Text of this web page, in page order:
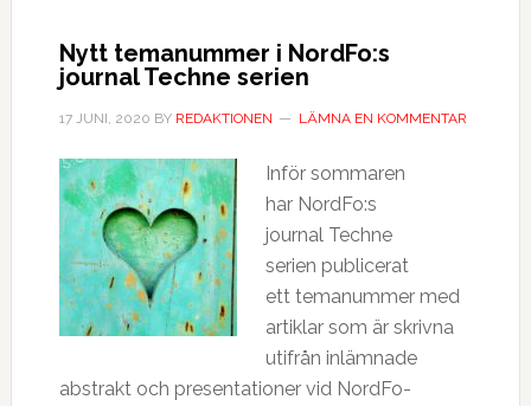
Nytt temanummer i NordFo:s
journal Techne serien
17 JUNI, 2020 BY REDAKTIONEN LÄMNA EN KOMMENTAR
Inför sommaren
har NordFo:s
journal Techne
serien publicerat
ett temanummer med
artiklar som är skrivna
utifrån inlämnade
abstrakt och presentationer vid NordFo-